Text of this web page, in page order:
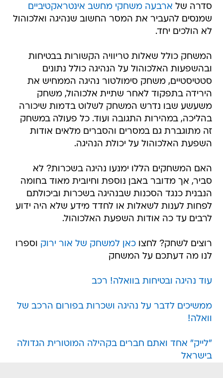
סדרה של ארבעה משחקי מחשב אינטראקטיביים
שמנסים להעביר את המסר החשוב שנהיגה ואלכוהול
לא הולכים יחד.
המשחק כולל שאלות טריוויה הקשורות בבטיחות
ובהשפעות האלכוהול על הנהיגה כולל נתונים
סטטיסטיים, משחק סימולטור נהיגה הממחיש את
הירידה בתפקוד לאחר שתיית אלכוהול, משחק
משעשע שבו נדרש המשחק לשלוט בדמות שיכורה
בהליכה, במהירות התגובה ועוד. כל פעולה במשחק
זה מתוגברת גם במסרים והסברים מלאים אודות
השפעת האלכוהול על יכולת הנהיגה.
האם המשחקים הללו ימנעו נהיגה בשכרות? לא
סביר, אך מדובר באבן נוספת וחיובית מאוד בחומה
הנבנית כנגד הסכנות שבנהיגה בשכרות וביכולתם
לפחות לענות לשאלות או לחדד מידע שלא היה ידוע
לרבים עד כה אודות השפעת האלכוהול.
רוצים לשחק? לחצוכאן למשחק של אור ירוק וספרו
לנו מה דעתכם על המשחק
עוד נהיגה ובטיחות בוואלה! רכב
ממשיכים לדבר על נהיגה ושכרות בפורום הרכב של
וואלה!
"לייק" אחד ואתם חברים בקהילה המוטורית הגדולה
בישראל